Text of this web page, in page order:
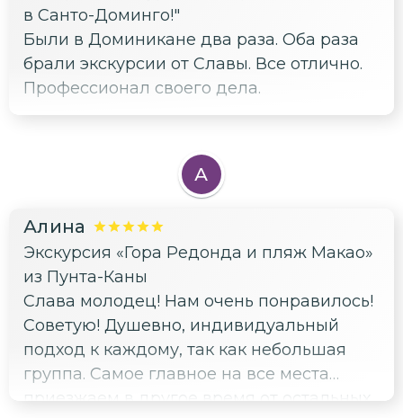
в Санто-Доминго!"
Были в Доминикане два раза. Оба раза
брали экскурсии от Славы. Все отлично.
Профессионал своего дела.
А
Алина
Экскурсия «Гора Редонда и пляж Макао»
из Пунта-Каны
Слава молодец! Нам очень понравилось!
Советую! Душевно, индивидуальный
подход к каждому, так как небольшая
группа. Самое главное на все места